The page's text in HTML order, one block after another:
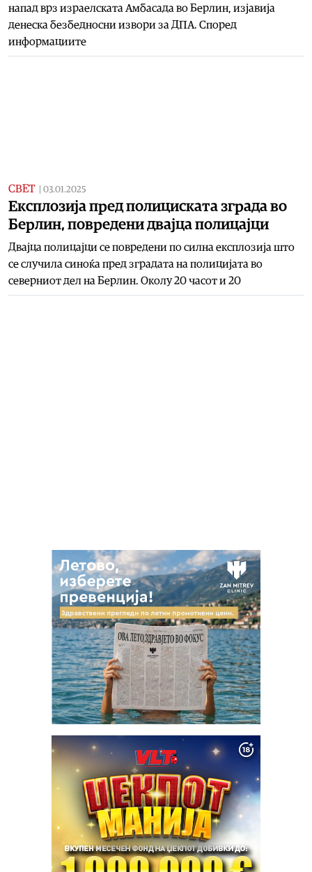
напад врз израелската Амбасада во Берлин, изјавија
денеска безбедносни извори за ДПА. Според
информациите
СВЕТ 03.01.2025
Експлозија пред полициската зграда во
Берлин, повредени двајца полицајци
Двајца полицајци се повредени по силна експлозија што
се случила синоќа пред зградата на полицијата во
северниот дел на Берлин. Околу 20 часот и 20